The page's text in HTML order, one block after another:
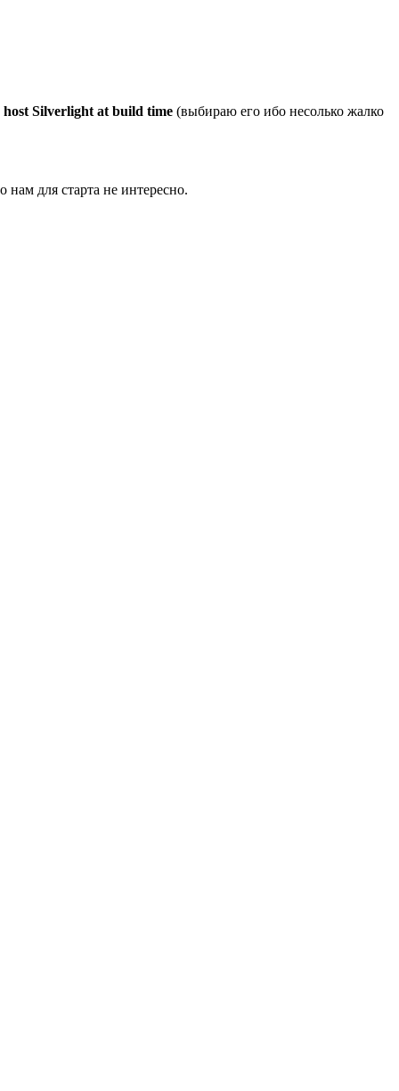
host Silverlight at build time (выбираю его ибо несолько жалко
для старта не интересно.